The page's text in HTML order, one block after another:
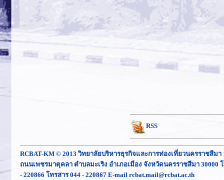
RSS
RCBAT-KM © 2013 วิทยาลัยบริหารธุรกิจและการท่องเที่ยวนครราชสีมา
ถนนเพชรมาตุคลา ตำบลมะเริง อำเภอเมือง จังหวัดนครราชสีมา 30000
- 220866 โทรสาร 044 - 220867 E-mail rcbat.mail@rcbat.ac.th